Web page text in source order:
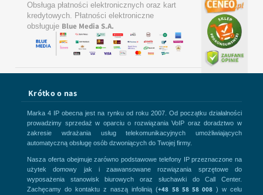
Obsługa płatności elektronicznych oraz kart
kredytowych. Płatności elektroniczne
obsługuje Blue Media S.A.
Krótko o nas
Marka 4 IP obecna jest na rynku od roku 2007. Od początku działalności
prowadzimy sprzedaż w oparciu o rozwiązania VoIP oraz doradztwo w
zakresie wdrażania usług telekomunikacyjnych umożliwiających
automatyczną obsługę osób dzwoniących do Twojej firmy.
Nasza oferta obejmuje zarówno podstawowe telefony IP przeznaczone na
użytek domowy jak i zaawansowane rozwiązania sprzętowe do
wyposażenia stanowisk biurowych oraz słuchawki do Call Center.
Zachęcamy do kontaktu z naszą infolinią (+48 58 58 58 008) w celu